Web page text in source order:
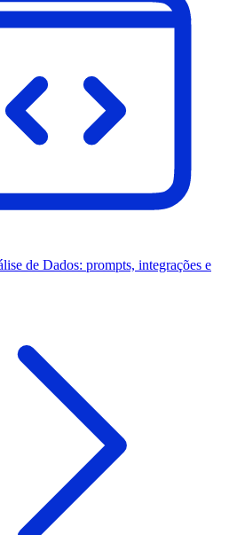
de Dados: prompts, integrações e